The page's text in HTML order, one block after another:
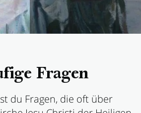
Fragen
du Fragen, die oft über